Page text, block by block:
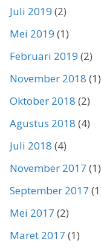
Juli 2019 (2)
Mei 2019 (1)
Februari 2019 (2)
November 2018 (1)
Oktober 2018 (2)
Agustus 2018 (4)
Juli 2018 (4)
November 2017 (1)
September 2017
Mei 2017 (2)
Maret 2017 (1)